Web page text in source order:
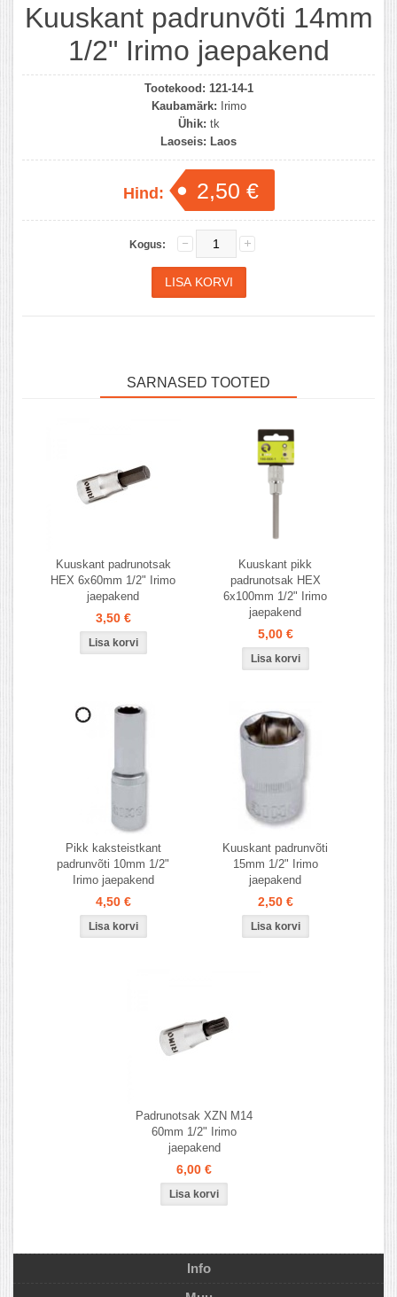
Kuuskant padrunvõti 14mm
1/2" Irimo jaepakend
Tootekood: 121-14-1
Kaubamärk:
Irimo
Ühik: tk
Laoseis: Laos
Hind: 2,50 €
Kogus:
SARNASED TOOTED
Kuuskant padrunotsak
HEX 6x60mm 1/2" Irimo
jaepakend
3,50 €
Kuuskant pikk
padrunotsak HEX
6x100mm 1/2" Irimo
jaepakend
5,00 €
Pikk kaksteistkant
padrunvõti 10mm 1/2"
Irimo jaepakend
4,50 €
Kuuskant padrunvõti
15mm 1/2" Irimo
jaepakend
2,50 €
Padrunotsak XZN M14
60mm 1/2" Irimo
jaepakend
6,00 €
Info